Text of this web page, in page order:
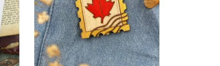
AJOUTER AU PANIER